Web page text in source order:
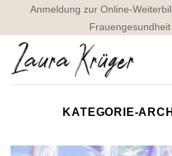
springen
Anmeldung zur Online-
KATEGORIE-